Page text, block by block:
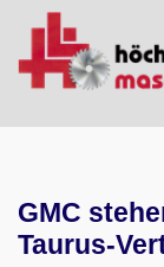
GMC
Taurus-